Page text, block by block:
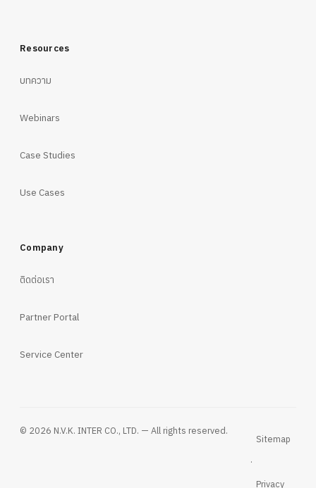
Resources
บทความ
Webinars
Case Studies
Use Cases
Company
ติดต่อเรา
Partner Portal
Service Center
© 2026 N.V.K. INTER CO., LTD. — All rights reserved.
Sitemap
·
Privacy